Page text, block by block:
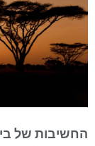
החשיבות של